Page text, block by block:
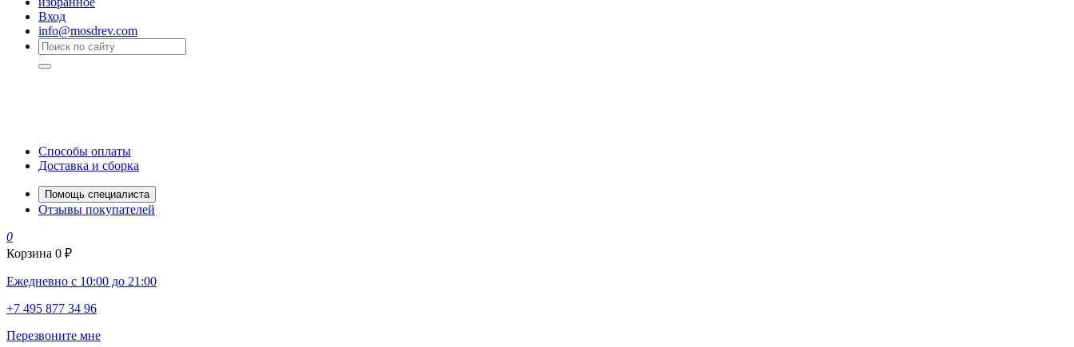
Вход
info@mosdrev.com
Способы оплаты
Доставка и сборка
Помощь специалиста
Отзывы покупателей
0
Корзина 0 ₽
Ежедневно с 10:00 до 21:00
+7 495 877 34 96
Перезвоните мне